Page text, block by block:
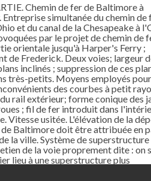
Chemin de fer de Baltimore à
simultanée du chemin de
et du canal de la Chesapeake à
par le projet de chemin de
orientale jusqu'à Harper's Ferry ;
de Frederick. Deux voies; largeur
inclinés ; suppression de ces
très-petits. Moyens employés pour
des courbes à petit
rail extérieur; forme conique des
; fil de fer introduit dans
Vitesse usitée. L'élévation de la
de Baltimore doit être attribuée en
la ville. Système de superstructure
de la voie proprement dite : on
lieu à une superstructure plus